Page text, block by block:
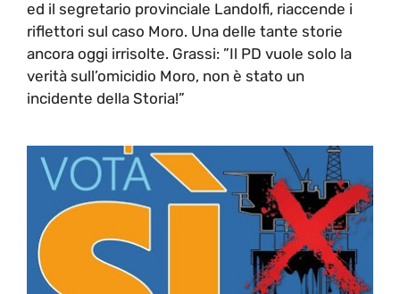
ed il segretario provinciale Landolfi, riaccende i
riflettori sul caso Moro. Una delle tante storie
ancora oggi irrisolte. Grassi: ”Il PD vuole solo la
verità sull’omicidio Moro, non è stato un
incidente della Storia!”